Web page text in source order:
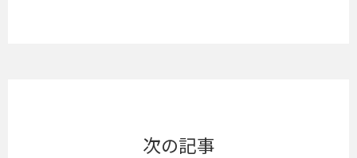
次の記事